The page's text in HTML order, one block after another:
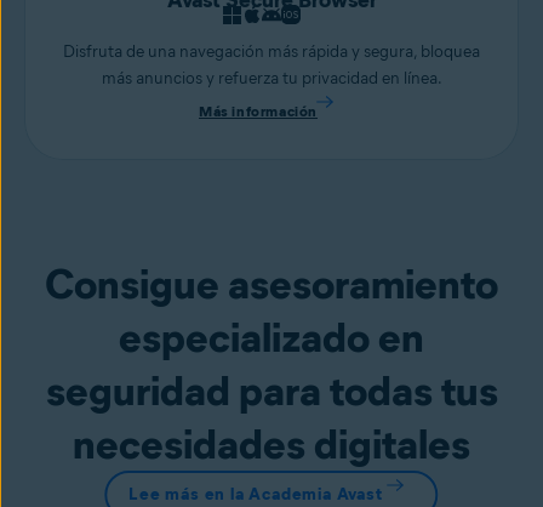
Disfruta de una navegación más rápida y segura, bloquea
más anuncios y refuerza tu privacidad en línea.
Más información
Consigue asesoramiento
especializado en
seguridad para todas tus
necesidades digitales
Lee más en la Academia Avast